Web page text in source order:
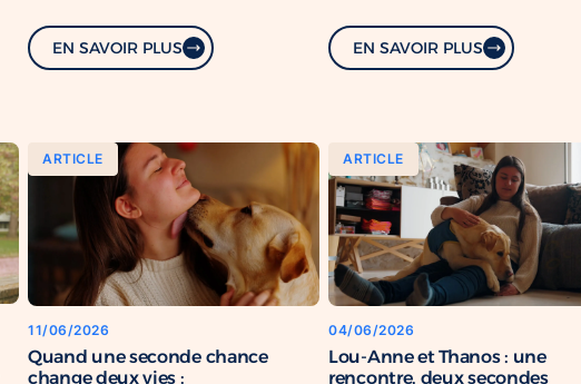
EN SAVOIR PLUS EN SAVOIR PLUS
ARTICLE
11/06/2026
Quand une seconde chance
change deux vies :
ARTICLE
04/06/2026
Lou-Anne et Thanos : une
rencontre, deux secondes